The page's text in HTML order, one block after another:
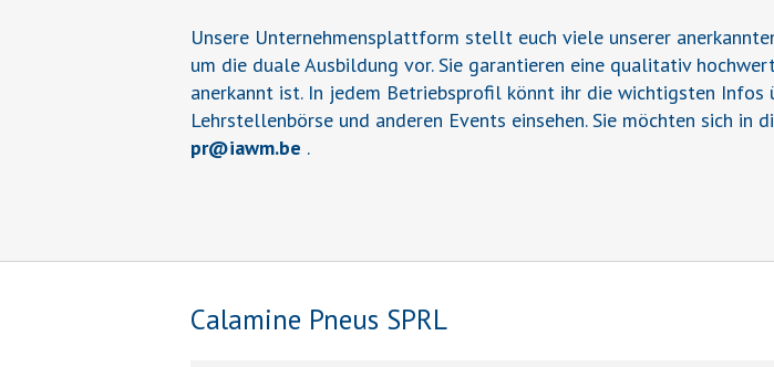
Unsere Unternehmensplattform stellt euch viele unserer
um die duale Ausbildung vor. Sie garantieren eine qualitativ
anerkannt ist. In jedem Betriebsprofil könnt ihr die wichtigsten
Lehrstellenbörse und anderen Events einsehen. Sie möchten sich in
pr@iawm.be .
Calamine Pneus SPRL